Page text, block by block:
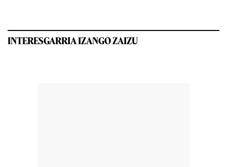
INTERESGARRIA IZANGO ZAIZU